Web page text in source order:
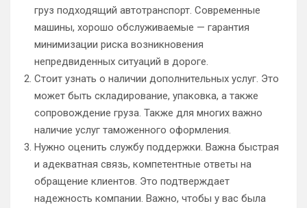
груз подходящий автотранспорт. Современные
машины, хорошо обслуживаемые — гарантия
минимизации риска возникновения
непредвиденных ситуаций в дороге.
Стоит узнать о наличии дополнительных услуг. Это
может быть складирование, упаковка, а также
сопровождение груза. Также для многих важно
наличие услуг таможенного оформления.
Нужно оценить службу поддержки. Важна быстрая
и адекватная связь, компетентные ответы на
обращение клиентов. Это подтверждает
надежность компании. Важно, чтобы у вас была